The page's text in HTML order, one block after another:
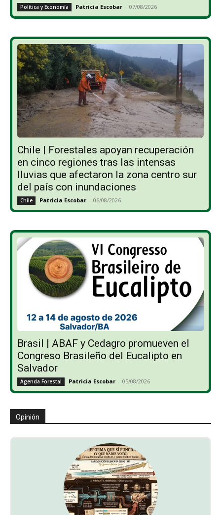
Política y Economía Patricia Escobar - 07/08/2026
Chile | Forestales apoyan recuperación
en cinco regiones tras las intensas
lluvias que afectaron la zona centro sur
del país con inundaciones
Chile Patricia Escobar - 06/08/2026
Brasil | ABAF y Cedagro promueven el
Congreso Brasileño del Eucalipto en
Salvador
Agenda Forestal Patricia Escobar - 05/08/2026
Opinión